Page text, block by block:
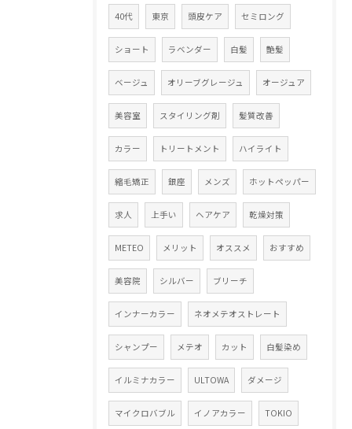
40代 東京 頭皮ケア セミロング
ショート ラベンダー 白髪 艶髪
ベージュ オリーブグレージュ オージュア
美容室 スタイリング剤 髪質改善
カラー トリートメント ハイライト
縮毛矯正 銀座 メンズ ホットペッパー
求人 上手い ヘアケア 乾燥対策
METEO メリット オススメ おすすめ
美容院 シルバー ブリーチ
インナーカラー ネオメテオストレート
シャンプー メテオ カット 白髪染め
イルミナカラー ULTOWA ダメージ
マイクロバブル イノアカラー TOKIO